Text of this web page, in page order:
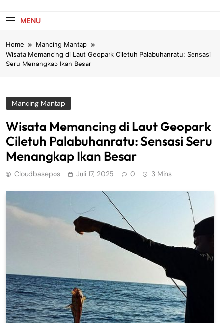
MENU
Home
Mancing Mantap
Wisata Memancing di Laut Geopark Ciletuh Palabuhanratu: Sensasi
Seru Menangkap Ikan Besar
Mancing Mantap
Wisata Memancing di Laut Geopark
Ciletuh Palabuhanratu: Sensasi Seru
Menangkap Ikan Besar
Cloudbasepos Juli 17, 2025 0 3 Mins